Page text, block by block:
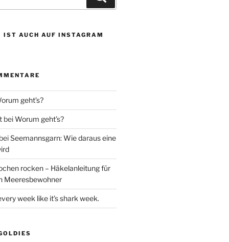
IST AUCH AUF INSTAGRAM
geht’s?
beiWorum geht’s?
Seemannsgarn: Wie daraus eine
rocken – Häkelanleitung für
Meeresbewohner
week like it’s shark week.